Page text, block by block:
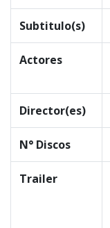
Subtitulo(s)
Actores
Director(es)
N° Discos
Trailer